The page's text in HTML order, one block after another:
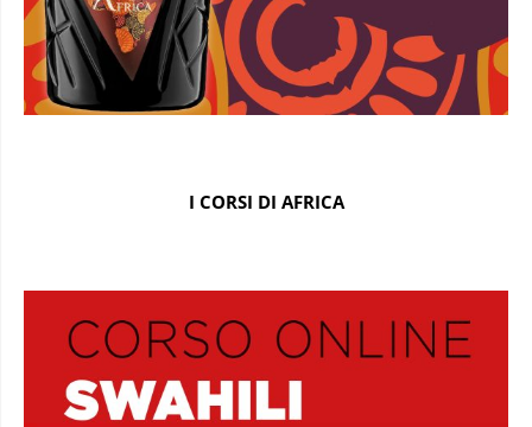
I CORSI DI AFRICA